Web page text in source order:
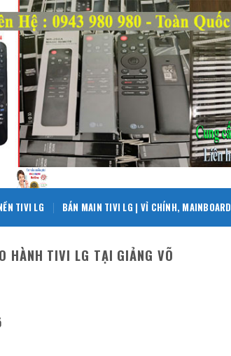
TIVI LG BÁN MAIN TIVI LG | VỈ CHÍNH, MAINBOARD
HÀNH TIVI LG TẠI GIẢNG VÕ